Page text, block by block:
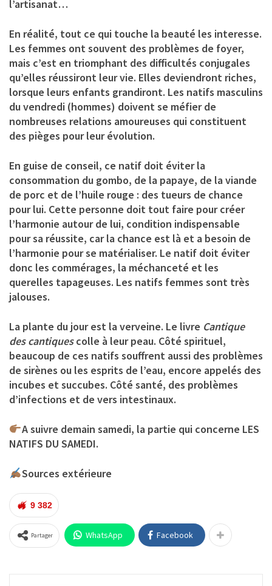
l’artisanat…
En réalité, tout ce qui touche la beauté les interesse.
Les femmes ont souvent des problèmes de foyer,
mais c’est en triomphant des difficultés conjugales
qu’elles réussiront leur vie. Elles deviendront riches,
lorsque leurs enfants grandiront. Les natifs masculins
du vendredi (hommes) doivent se méfier de
nombreuses relations amoureuses qui constituent
des pièges pour leur évolution.
En guise de conseil, ce natif doit éviter la
consommation du gombo, de la papaye, de la viande
de porc et de l’huile rouge : des tueurs de chance
pour lui. Cette personne doit tout faire pour créer
l’harmonie autour de lui, condition indispensable
pour sa réussite, car la chance est là et a besoin de
l’harmonie pour se matérialiser. Le natif doit éviter
donc les commérages, la méchanceté et les
querelles tapageuses. Les natifs femmes sont très
jalouses.
La plante du jour est la verveine. Le livre Cantique
des cantiquescolle à leur peau. Côté spirituel,
beaucoup de ces natifs souffrent aussi des problèmes
de sirènes ou les esprits de l’eau, encore appelés des
incubes et succubes. Côté santé, des problèmes
d’infections et de vers intestinaux.
A suivre demain samedi, la partie qui concerne LES
NATIFS DU SAMEDI.
Sources extérieure
9 382
Partager WhatsApp Facebook